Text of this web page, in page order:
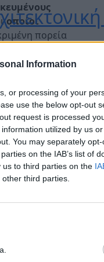
Information
or processing of your
use the below opt-out
request is processed
utilized by us
You may separately
on the IAB’s list of
to third parties on the
third parties.
για
οποίοι
πορεία
σε Ελλάδα
έργα ψηφιακής
από το
με τους
πτυχές που
θέματα που
καταιγισμό